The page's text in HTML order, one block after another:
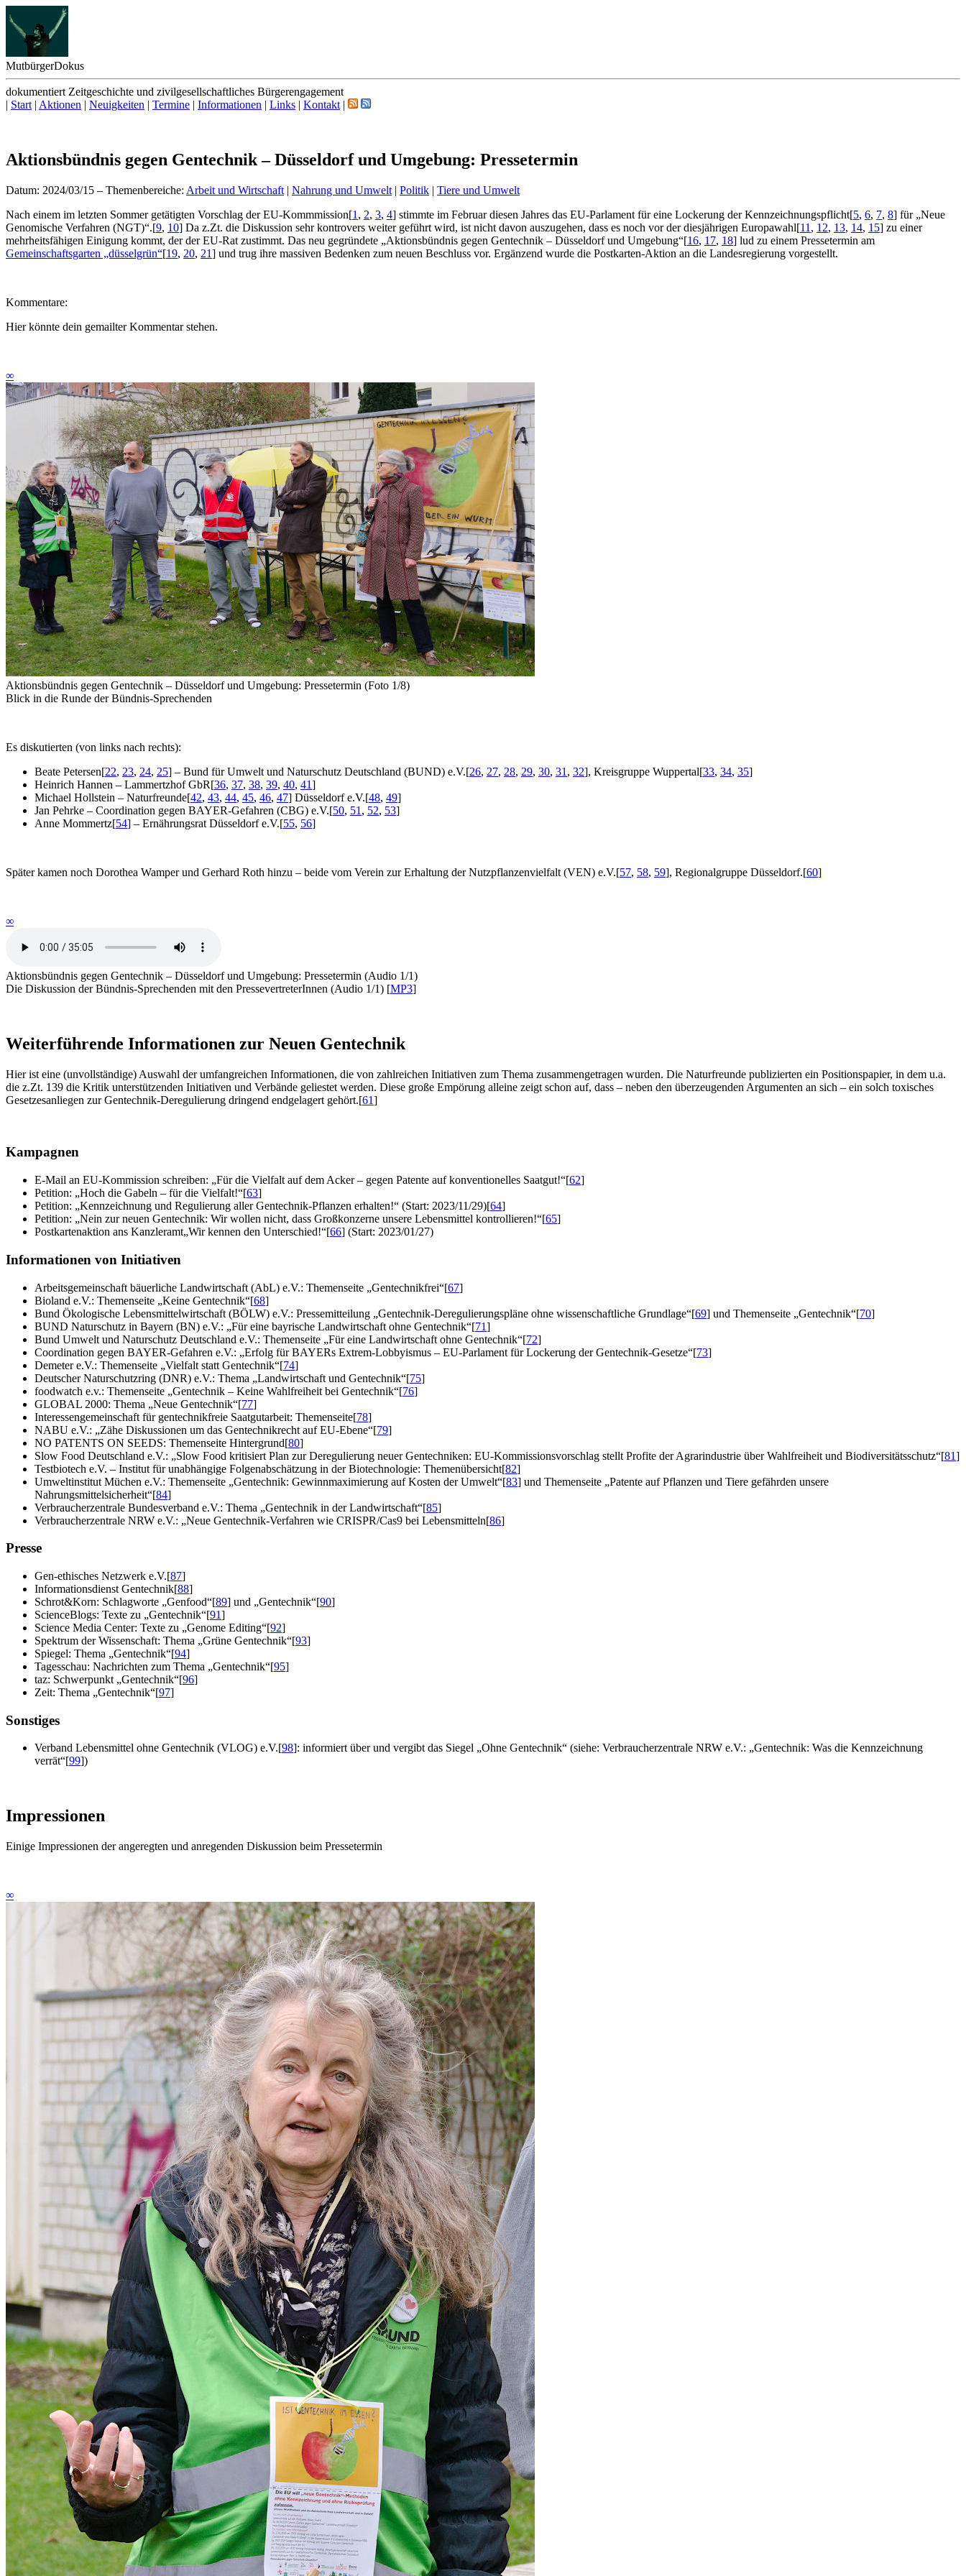
MutbürgerDokus
dokumentiert Zeitgeschichte und zivilgesellschaftliches Bürgerengagement
| Start | Aktionen | Neuigkeiten | Termine | Informationen | Links | Kontakt |
Aktionsbündnis gegen Gentechnik – Düsseldorf und Umgebung: Pressetermin
Datum: 2024/03/15 – Themenbereiche: Arbeit und Wirtschaft | Nahrung und Umwelt | Politik | Tiere und Umwelt
Nach einem im letzten Sommer getätigten Vorschlag der EU-Kommmission[1 , 2, 3, 4] stimmte im Februar diesen Jahres das EU-Parlament für eine Lockerung der Kennzeichnungspflicht[5, 6, 7, 8] für „Neue
Genomische Verfahren (NGT)“.[9, 10] Da z.Zt. die Diskussion sehr kontrovers weiter geführt wird, ist nicht davon auszugehen, dass es noch vor der diesjährigen Europawahl[11 , 12, 13, 14, 15] zu einer
mehrheitsfähigen Einigung kommt, der der EU-Rat zustimmt. Das neu gegründete „Aktionsbündnis gegen Gentechnik – Düsseldorf und Umgebung“[16, 17, 18] lud zu einem Pressetermin am
Gemeinschaftsgarten „düsselgrün“[19, 20, 21] und trug ihre massiven Bedenken zum neuen Beschluss vor. Ergänzend wurde die Postkarten-Aktion an die Landesregierung vorgestellt.
Kommentare:
Hier könnte dein gemailter Kommentar stehen.
∞
Aktionsbündnis gegen Gentechnik – Düsseldorf und Umgebung: Pressetermin (Foto 1/8)
Blick in die Runde der Bündnis-Sprechenden
Es diskutierten (von links nach rechts):
Beate Petersen[22, 23, 24, 25] – Bund für Umwelt und Naturschutz Deutschland (BUND) e.V.[26, 27, 28, 29, 30, 31 , 32], Kreisgruppe Wuppertal[33, 34, 35]
Heinrich Hannen – Lammertzhof GbR[36, 37, 38, 39, 40, 41]
Michael Hollstein – Naturfreunde[42, 43, 44, 45, 46, 47] Düsseldorf e.V.[48, 49]
Jan Pehrke – Coordination gegen BAYER-Gefahren (CBG) e.V.[50, 51 , 52, 53]
Anne Mommertz[54] – Ernährungsrat Düsseldorf e.V.[55, 56]
Später kamen noch Dorothea Wamper und Gerhard Roth hinzu – beide vom Verein zur Erhaltung der Nutzpflanzenvielfalt (VEN) e.V.[57, 58, 59], Regionalgruppe Düsseldorf.[60]
∞
Aktionsbündnis gegen Gentechnik – Düsseldorf und Umgebung: Pressetermin (Audio 1/1)
Die Diskussion der Bündnis-Sprechenden mit den PressevertreterInnen (Audio 1/1) [MP3]
Weiterführende Informationen zur Neuen Gentechnik
Hier ist eine (unvollständige) Auswahl der umfangreichen Informationen, die von zahlreichen Initiativen zum Thema zusammengetragen wurden. Die Naturfreunde publizierten ein Positionspapier, in dem u.a.
die z.Zt. 139 die Kritik unterstützenden Initiativen und Verbände geliestet werden. Diese große Empörung alleine zeigt schon auf, dass – neben den überzeugenden Argumenten an sich – ein solch toxisches
Gesetzesanliegen zur Gentechnik-Deregulierung dringend endgelagert gehört.[61]
Kampagnen
E-Mail an EU-Kommission schreiben: „Für die Vielfalt auf dem Acker – gegen Patente auf konventionelles Saatgut!“[62]
Petition: „Hoch die Gabeln – für die Vielfalt!“[63]
Petition: „Kennzeichnung und Regulierung aller Gentechnik-Pflanzen erhalten!“ (Start: 2023/11/29)[64]
Petition: „Nein zur neuen Gentechnik: Wir wollen nicht, dass Großkonzerne unsere Lebensmittel kontrollieren!“[65]
Postkartenaktion ans Kanzleramt„Wir kennen den Unterschied!“[66] (Start: 2023/01/27)
Informationen von Initiativen
Arbeitsgemeinschaft bäuerliche Landwirtschaft (AbL) e.V.: Themenseite „Gentechnikfrei“[67]
Bioland e.V.: Themenseite „Keine Gentechnik“[68]
Bund Ökologische Lebensmittelwirtschaft (BÖLW) e.V.: Pressemitteilung „Gentechnik-Deregulierungspläne ohne wissenschaftliche Grundlage“[69] und Themenseite „Gentechnik“[70]
BUND Naturschutz in Bayern (BN) e.V.: „Für eine bayrische Landwirtschaft ohne Gentechnik“[71]
Bund Umwelt und Naturschutz Deutschland e.V.: Themenseite „Für eine Landwirtschaft ohne Gentechnik“[72]
Coordination gegen BAYER-Gefahren e.V.: „Erfolg für BAYERs Extrem-Lobbyismus – EU-Parlament für Lockerung der Gentechnik-Gesetze“[73]
Demeter e.V.: Themenseite „Vielfalt statt Gentechnik“[74]
Deutscher Naturschutzring (DNR) e.V.: Thema „Landwirtschaft und Gentechnik“[75]
foodwatch e.v.: Themenseite „Gentechnik – Keine Wahlfreiheit bei Gentechnik“[76]
GLOBAL 2000: Thema „Neue Gentechnik“[77]
Interessengemeinschaft für gentechnikfreie Saatgutarbeit: Themenseite[78]
NABU e.V.: „Zähe Diskussionen um das Gentechnikrecht auf EU-Ebene“[79]
NO PATENTS ON SEEDS: Themenseite Hintergrund[80]
Slow Food Deutschland e.V.: „Slow Food kritisiert Plan zur Deregulierung neuer Gentechniken: EU-Kommissionsvorschlag stellt Profite der Agrarindustrie über Wahlfreiheit und Biodiversitätsschutz“[81]
Testbiotech e.V. – Institut für unabhängige Folgenabschätzung in der Biotechnologie: Themenübersicht[82]
Umweltinstitut Müchen e.V.: Themenseite „Gentechnik: Gewinnmaximierung auf Kosten der Umwelt“[83] und Themenseite „Patente auf Pflanzen und Tiere gefährden unsere
Nahrungsmittelsicherheit“[84]
Verbraucherzentrale Bundesverband e.V.: Thema „Gentechnik in der Landwirtschaft“[85]
Verbraucherzentrale NRW e.V.: „Neue Gentechnik-Verfahren wie CRISPR/Cas9 bei Lebensmitteln[86]
Presse
Gen-ethisches Netzwerk e.V.[87]
Informationsdienst Gentechnik[88]
Schrot&Korn: Schlagworte „Genfood“[89] und „Gentechnik“[90]
ScienceBlogs: Texte zu „Gentechnik“[91]
Science Media Center: Texte zu „Genome Editing“[92]
Spektrum der Wissenschaft: Thema „Grüne Gentechnik“[93]
Spiegel: Thema „Gentechnik“[94]
Tagesschau: Nachrichten zum Thema „Gentechnik“[95]
taz: Schwerpunkt „Gentechnik“[96]
Zeit: Thema „Gentechnik“[97]
Sonstiges
Verband Lebensmittel ohne Gentechnik (VLOG) e.V.[98]: informiert über und vergibt das Siegel „Ohne Gentechnik“ (siehe: Verbraucherzentrale NRW e.V.: „Gentechnik: Was die Kennzeichnung
verrät“[99])
Impressionen
Einige Impressionen der angeregten und anregenden Diskussion beim Pressetermin
∞